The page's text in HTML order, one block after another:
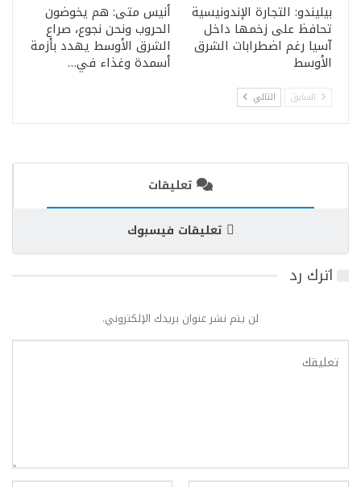
بيليندو: التجارة الإندونيسية
تحافظ على زخمها داخل
آسيا رغم اضطرابات الشرق
الأوسط
أنيس متى: هم يخوضون
الحروب ونحن نجوع، صراع
الشرق الأوسط يهدد بأزمة
أسمدة وغذاء في…
السابق التالي
تعليقات
تعليقات فيسبوك
اترك رد
لن يتم نشر عنوان بريدك الإلكتروني.